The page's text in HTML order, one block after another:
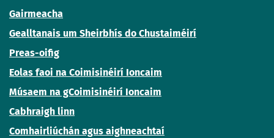
Gairmeacha
Gealltanais um Sheirbhís do Chustaiméirí
Preas-oifig
Eolas faoi na Coimisinéirí Ioncaim
Músaem na gCoimisinéirí Ioncaim
Cabhraigh linn
Comhairliúchán agus aighneachtaí